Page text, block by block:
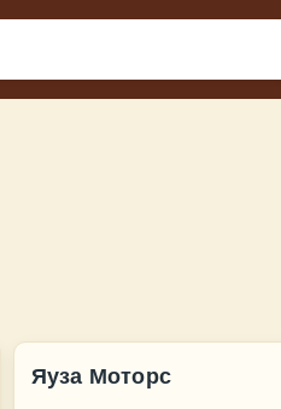
Яуза Моторс